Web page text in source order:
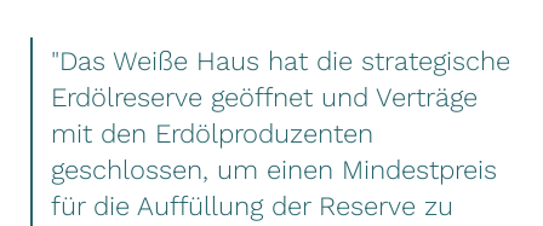
"Das Weiße Haus hat die strategische
Erdölreserve geöffnet und Verträge
mit den Erdölproduzenten
geschlossen, um einen Mindestpreis
für die Auffüllung der Reserve zu